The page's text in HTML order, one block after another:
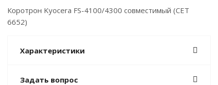
Коротрон Kyocera FS-4100/4300 совместимый (СЕТ
6652)
Характеристики
Задать вопрос